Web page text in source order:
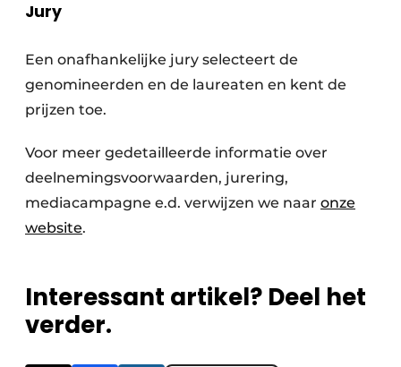
Jury
Een onafhankelijke jury selecteert de
genomineerden en de laureaten en kent de
prijzen toe.
Voor meer gedetailleerde informatie over
deelnemingsvoorwaarden, jurering,
mediacampagne e.d. verwijzen we naar onze
website.
Interessant artikel? Deel het
verder.